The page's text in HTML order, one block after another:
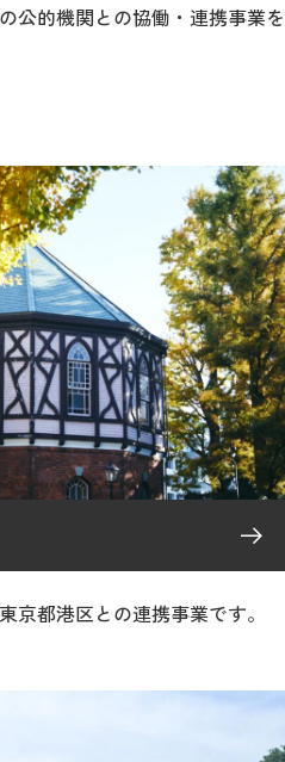
公的機関との協働・連携事業を
京都港区との連携事業です。